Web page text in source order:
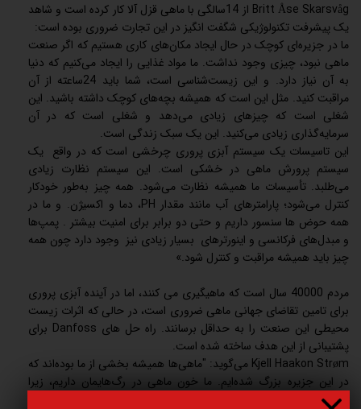
Britt Åse Skarsvåg از 14سالگی با ماهی قزل آلا کار کرده است و شاهد
یک پیشرفت تکنولوژیکی شگفت انگیز در این تجارت ضروری بوده است:
ما در جزیره‌ای کوچک در حال ایجاد مکان‌های کاری هستیم که اگر صنعت
ماهی نبود، چیزی وجود نداشت. ما مواد غذایی را ایجاد می‌کنیم که دنیا
به آن نیاز دارد. و این زیست‌شناسی است، شما باید 24ساعته از آن
مراقبت کنید. مثل این است که همیشه بچه‌های کوچک داشته باشید. این
شغلی است که چیزهای زیادی می‌دهد و شغلی است که در آن
سرمایه‌گذاری زیادی می‌کنید. این یک سبک زندگی است.
این تاسیسات یک سیستم آبزی پروری چرخشی است که در واقع یک
سیستم پرورش ماهی در خشکی است. این سیستم نظارت زیادی
می‌طلبد. تأسیسات ما همیشه نظارت می‌شود. همه چیز به‌طور خودکار
کنترل می‌شود؛ پارامترهای آب مانند مقدار PH، دما و اکسیژن. و ما در
همه حوض ها سنسور داریم و حتی دو برابر برای امنیت بیشتر . پمپ‌ها
و مبدل‌های فرکانسی و اینورترهای بسیار زیادی نیز وجود دارد چون همه
چیز باید همیشه مراقبت و کنترل شود.»
مردم 40000 سال است که ماهیگیری می کنند، اما در آینده آبزی پروری
برای تامین تقاضای جهانی ماهی ضروری است، در حالی که اثرات زیست
محیطی این صنعت را به حداقل برسانند. راه حل های Danfoss برای
پشتیبانی از این هدف ساخته شده است.
Kjell Haakon Strøm می‌گوید: "ماهی‌ها همیشه بخشی از ما بوده‌اند که
در این جزیره بزرگ شده‌ایم. ما خون ماهی در رگ‌هایمان داریم، زیرا
بخشی جدایی‌ناپذیر از طبیعت و ما به عنوان یک مردم بوده است."